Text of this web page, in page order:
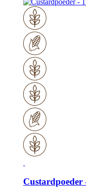
Custardpoeder